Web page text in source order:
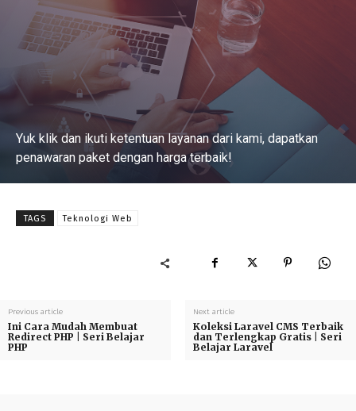
Yuk klik dan ikuti ketentuan layanan dari kami, dapatkan
penawaran paket dengan harga terbaik!
Baca Selengkapnya
TAGS Teknologi Web
Previous article
Ini Cara Mudah Membuat
Redirect PHP | Seri Belajar
PHP
Next article
Koleksi Laravel CMS Terbaik
dan Terlengkap Gratis | Seri
Belajar Laravel